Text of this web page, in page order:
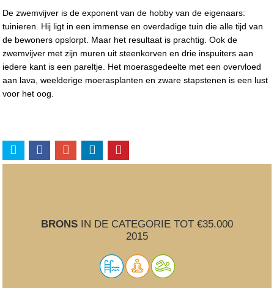
De zwemvijver is de exponent van de hobby van de eigenaars:
tuinieren. Hij ligt in een immense en overdadige tuin die alle tijd van
de bewoners opslorpt. Maar het resultaat is prachtig. Ook de
zwemvijver met zijn muren uit steenkorven en drie inspuiters aan
iedere kant is een pareltje. Het moerasgedeelte met een overvloed
aan lava, weelderige moerasplanten en zware stapstenen is een lust
voor het oog.
BRONSIN DE CATEGORIE TOT €35.000
2015